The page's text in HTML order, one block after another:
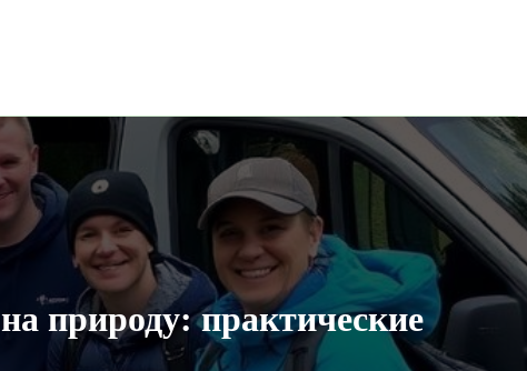
природу: практические